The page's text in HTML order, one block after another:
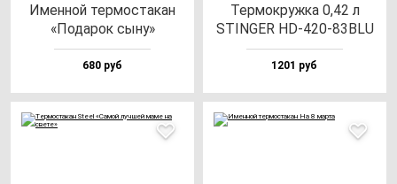
Имен­ной тер­мос­та­кан
«Пода­рок сы­ну»
680 руб
Тер­мок­руж­ка 0,42 л
STINGER HD-420-83BLU
1201 руб